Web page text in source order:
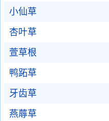
小仙草
杏叶草
萱草根
鸭跖草
牙齿草
燕蓐草